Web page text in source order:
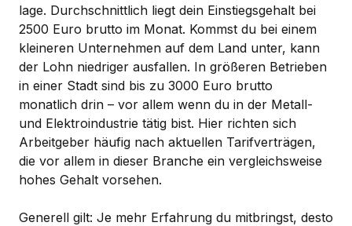
lage. Durchschnittlich liegt dein Einstiegsgehalt bei
2500 Euro brutto im Monat. Kommst du bei einem
kleineren Unternehmen auf dem Land unter, kann
der Lohn niedriger ausfallen. In größeren Betrieben
in einer Stadt sind bis zu 3000 Euro brutto
monatlich drin – vor allem wenn du in der Metall-
und Elektroindustrie tätig bist. Hier richten sich
Arbeitgeber häufig nach aktuellen Tarifverträgen,
die vor allem in dieser Branche ein vergleichsweise
hohes Gehalt vorsehen.
Generell gilt: Je mehr Erfahrung du mitbringst, desto